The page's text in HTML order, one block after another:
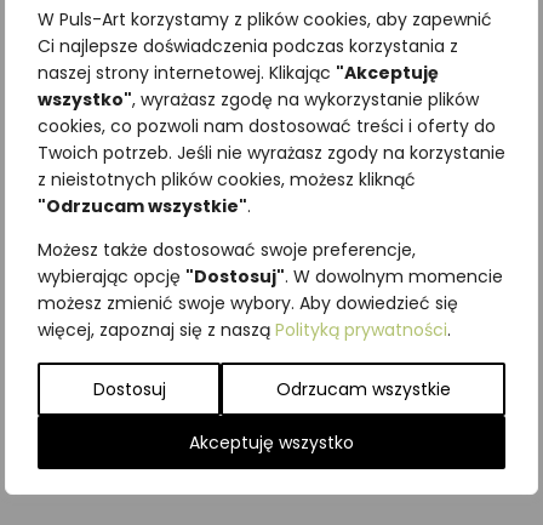
W Puls-Art korzystamy z plików cookies, aby zapewnić
Ci najlepsze doświadczenia podczas korzystania z
naszej strony internetowej. Klikając "Akceptuję
wszystko", wyrażasz zgodę na wykorzystanie plików
cookies, co pozwoli nam dostosować treści i oferty do
Twoich potrzeb. Jeśli nie wyrażasz zgody na korzystanie
z nieistotnych plików cookies, możesz kliknąć
"Odrzucam wszystkie".
Możesz także dostosować swoje preferencje,
wybierając opcję "Dostosuj". W dowolnym momencie
możesz zmienić swoje wybory. Aby dowiedzieć się
więcej, zapoznaj się z naszą Polityką prywatności.
Dostosuj Odrzucam wszystkie
Akceptuję wszystko
nadruku ilustracji użyliśmy farb
neutralnych dla zdrowia i
przyrody. Możesz być spokojna,
Twoje dziecko jest bezpieczne w
czasie zabawy klockami Puls-
Art.
kilkadziesiąt wzorów do
wyboru. Możesz też stworzyć
własny wzór na zamówienie.
Aby to zrobić, napisz do nas
przez formularz kontaktowy.
Dla dzieci w wieku 3+
Wymiary klocka 4 x 4 x 4 cm